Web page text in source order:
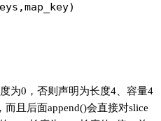
为0，否则声明为长度4、容量4
且后面append()会直接对slice